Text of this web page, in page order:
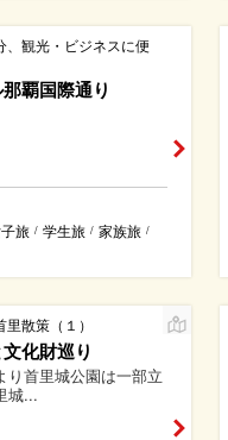
、観光・ビジネスに便
覇国際通り
旅 / 学生旅 / 家族旅 /
散策（１）
化財巡り
り首里城公園は一部立
城...